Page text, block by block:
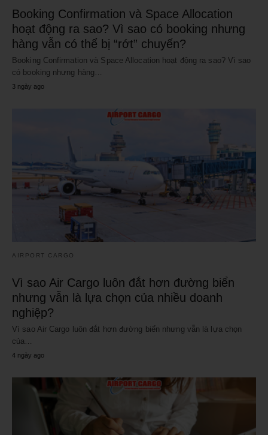
Booking Confirmation và Space Allocation
hoạt động ra sao? Vì sao có booking nhưng
hàng vẫn có thể bị “rớt” chuyến?
Booking Confirmation và Space Allocation hoạt động ra sao? Vì sao
có booking nhưng hàng…
3 ngày ago
AIRPORT CARGO
Vì sao Air Cargo luôn đắt hơn đường biển
nhưng vẫn là lựa chọn của nhiều doanh
nghiệp?
Vì sao Air Cargo luôn đắt hơn đường biển nhưng vẫn là lựa chọn
của…
4 ngày ago